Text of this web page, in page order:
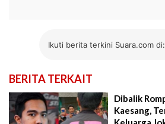
Ikuti berita terkini Suara.com di:
BERITA TERKAIT
Dibalik
Kaesang,